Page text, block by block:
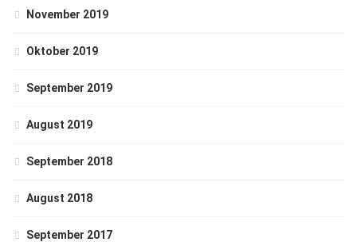
November 2019
Oktober 2019
September 2019
August 2019
September 2018
August 2018
September 2017